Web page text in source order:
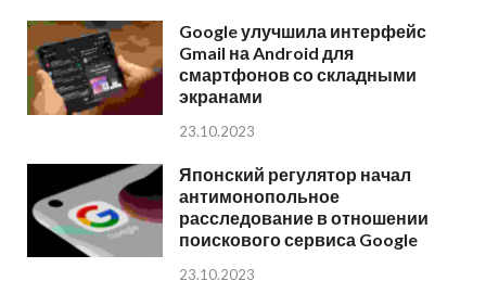
Google улучшила интерфейс
Gmail на Android для
смартфонов со складными
экранами
23.10.2023
Японский регулятор начал
антимонопольное
расследование в отношении
поискового сервиса Google
23.10.2023